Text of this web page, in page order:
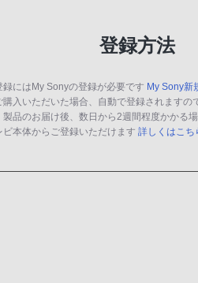
登録方法
にはMy Sonyの登録が必要です My Sony新
入いただいた場合、自動で登録されますの
品のお届け後、数日から2週間程度かかる
本体からご登録いただけます 詳しくはこち